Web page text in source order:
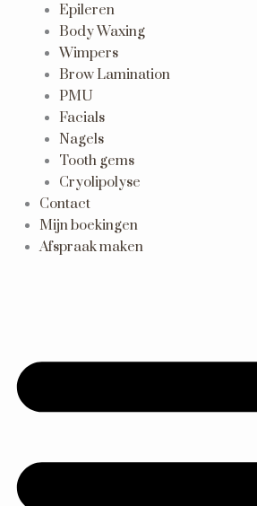
Epileren
Body Waxing
Wimpers
Brow Lamination
PMU
Facials
Nagels
Tooth gems
Cryolipolyse
Contact
Mijn boekingen
Afspraak maken